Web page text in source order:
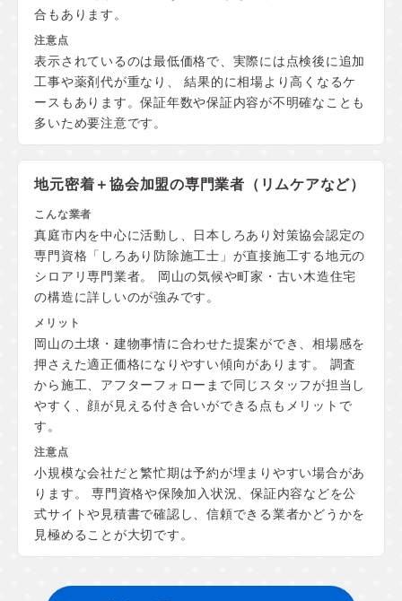
合もあります。
表示されているのは最低価格で、実際には点検後に追加
工事や薬剤代が重なり、 結果的に相場より高くなるケ
ースもあります。保証年数や保証内容が不明確なことも
多いため要注意です。
地元密着＋協会加盟の専門業者（リムケアなど）
真庭市内を中心に活動し、日本しろあり対策協会認定の
専門資格「しろあり防除施工士」が直接施工する地元の
シロアリ専門業者。 岡山の気候や町家・古い木造住宅
の構造に詳しいのが強みです。
岡山の土壌・建物事情に合わせた提案ができ、相場感を
押さえた適正価格になりやすい傾向があります。 調査
から施工、アフターフォローまで同じスタッフが担当し
やすく、顔が見える付き合いができる点もメリットで
す。
小規模な会社だと繁忙期は予約が埋まりやすい場合があ
ります。 専門資格や保険加入状況、保証内容などを公
式サイトや見積書で確認し、信頼できる業者かどうかを
見極めることが大切です。